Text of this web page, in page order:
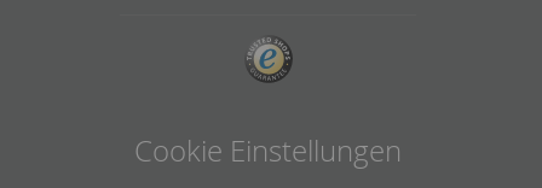
Cookie Einstellungen